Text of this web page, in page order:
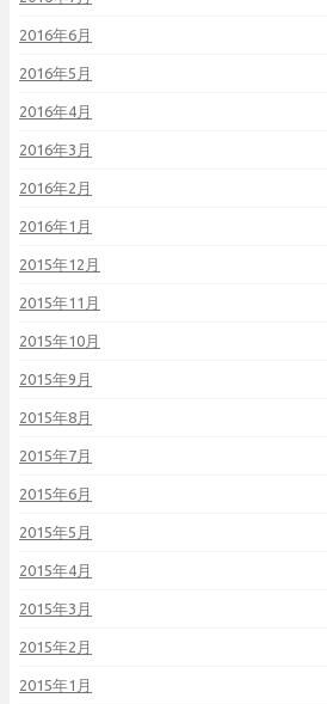
2016年6月
2016年5月
2016年4月
2016年3月
2016年2月
2016年1月
2015年12月
2015年11月
2015年10月
2015年9月
2015年8月
2015年7月
2015年6月
2015年5月
2015年4月
2015年3月
2015年2月
2015年1月